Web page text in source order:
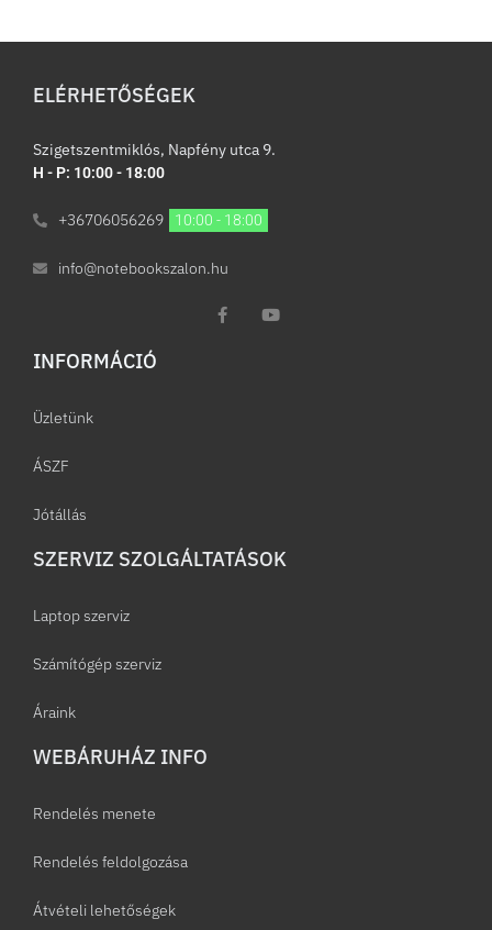
ELÉRHETŐSÉGEK
Szigetszentmiklós, Napfény utca 9.
H - P: 10:00 - 18:00
+36706056269 10:00 - 18:00
info@notebookszalon.hu
INFORMÁCIÓ​
Üzletünk
ÁSZF
Jótállás
SZERVIZ SZOLGÁLTATÁSOK
Laptop szerviz
Számítógép szerviz
Áraink
WEBÁRUHÁZ INFO
Rendelés menete
Rendelés feldolgozása
Átvételi lehetőségek